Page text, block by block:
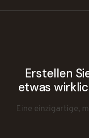
Erstellen
etwas
Eine einzigartige,